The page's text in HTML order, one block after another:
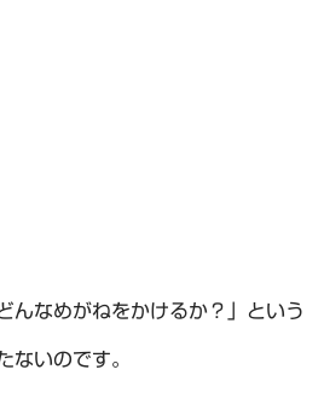
んなめがねをかけるか？」という
ないのです。